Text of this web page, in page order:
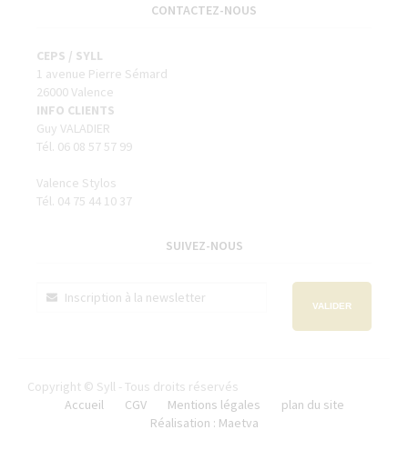
CONTACTEZ-NOUS
CEPS / SYLL
1 avenue Pierre Sémard
26000 Valence
INFO CLIENTS
Guy VALADIER
Tél. 06 08 57 57 99
Valence Stylos
Tél. 04 75 44 10 37
SUIVEZ-NOUS
VALIDER
Copyright © Syll - Tous droits réservés
Accueil
CGV Mentions légales
plan du site
Réalisation : Maetva